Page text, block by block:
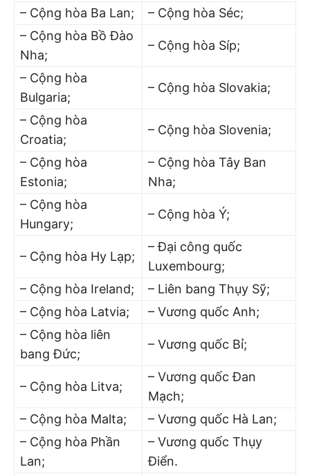
– Cộng hòa Ba Lan;
– Cộng hòa Séc;
– Cộng hòa Bồ Đào
Nha;
– Cộng hòa Síp;
– Cộng hòa
Bulgaria;
– Cộng hòa Slovakia;
– Cộng hòa
Croatia;
– Cộng hòa Slovenia;
– Cộng hòa
Estonia;
– Cộng hòa Tây Ban
Nha;
– Cộng hòa
Hungary;
– Cộng hòa Ý;
– Cộng hòa Hy Lạp;
– Đại công quốc
Luxembourg;
– Cộng hòa Ireland;
– Liên bang Thụy Sỹ;
– Cộng hòa Latvia;
– Vương quốc Anh;
– Cộng hòa liên
bang Đức;
– Vương quốc Bỉ;
– Cộng hòa Litva;
– Vương quốc Đan
Mạch;
– Cộng hòa Malta;
– Vương quốc Hà Lan;
– Cộng hòa Phần
Lan;
– Vương quốc Thụy
Điển.